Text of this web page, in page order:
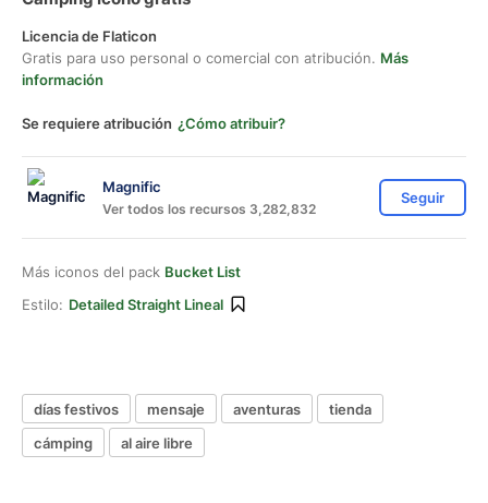
Licencia de Flaticon
Gratis para uso personal o comercial con atribución. Más
información
Se requiere atribución ¿Cómo atribuir?
Magnific
Ver todos los recursos 3,282,832
Seguir
Más iconos del pack Bucket List
Estilo: Detailed Straight Lineal
días festivos mensaje aventuras
tienda
cámping
al aire libre